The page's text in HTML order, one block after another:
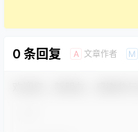
0 条回复 A 文章作者 M